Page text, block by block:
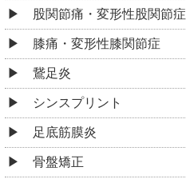
股関節痛・変形性股関節症
膝痛・変形性膝関節症
鵞足炎
シンスプリント
足底筋膜炎
骨盤矯正